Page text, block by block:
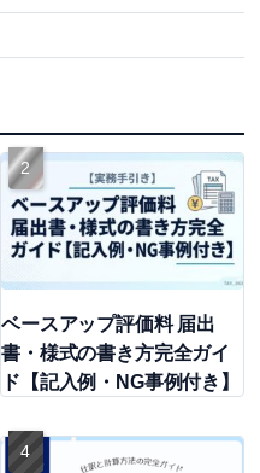
ベースアップ評価料 届出
書・様式の書き方完全ガイ
ド【記入例・NG事例付き】